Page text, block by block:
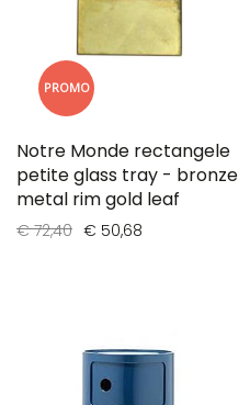
PROMO
Notre Monde rectangele
petite glass tray - bronze
metal rim gold leaf
€ 50,68
€ 72,40